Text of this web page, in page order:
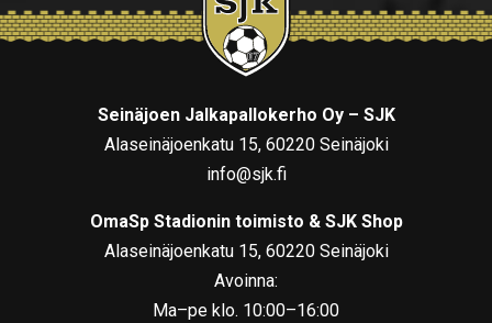
Seinäjoen Jalkapallokerho Oy – SJK
Alaseinäjoenkatu 15, 60220 Seinäjoki
info@sjk.fi
OmaSp Stadionin toimisto & SJK Shop
Alaseinäjoenkatu 15, 60220 Seinäjoki
Avoinna:
Ma–pe klo. 10:00–16:00